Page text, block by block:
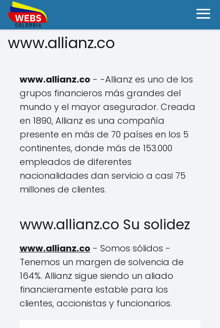
www.allianz.co
www.allianz.co - -Allianz es uno de los
grupos financieros más grandes del
mundo y el mayor asegurador. Creada
en 1890, Allianz es una compañía
presente en más de 70 países en los 5
continentes, donde más de 153.000
empleados de diferentes
nacionalidades dan servicio a casi 75
millones de clientes.
www.allianz.co Su solidez
www.allianz.co - Somos sólidos -
Tenemos un margen de solvencia de
164%. Allianz sigue siendo un aliado
financieramente estable para los
clientes, accionistas y funcionarios.